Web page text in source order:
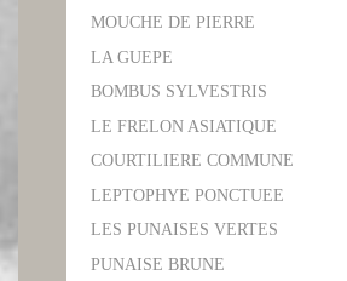
MOUCHE DE PIERRE
LA GUEPE
BOMBUS SYLVESTRIS
LE FRELON ASIATIQUE
COURTILIERE COMMUNE
LEPTOPHYE PONCTUEE
LES PUNAISES VERTES
PUNAISE BRUNE